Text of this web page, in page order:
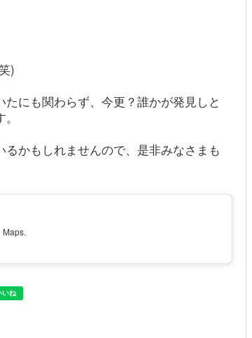
)
にも関わらず、今更？誰かが発見しと
かもしれませんので、是非みなさまも